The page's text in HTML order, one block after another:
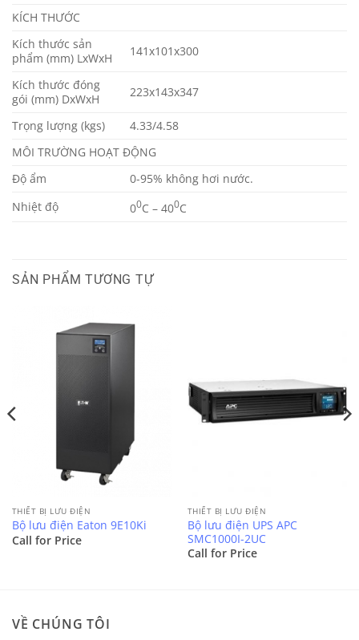
KÍCH THƯỚC
Kích thước sản
phẩm (mm) LxWxH
141x101x300
Kích thước đóng
gói (mm) DxWxH
223x143x347
Trọng lượng (kgs)
4.33/4.58
MÔI TRƯỜNG HOẠT ĐỘNG
Độ ẩm
0-95% không hơi nước.
Nhiệt độ
00C – 400C
SẢN PHẨM TƯƠNG TỰ
THIẾT BỊ LƯU ĐIỆN
Bộ lưu điện Eaton 9E10Ki
Call for Price
THIẾT BỊ LƯU ĐIỆN
Bộ lưu điện UPS APC
SMC1000I-2UC
Call for Price
VỀ CHÚNG TÔI